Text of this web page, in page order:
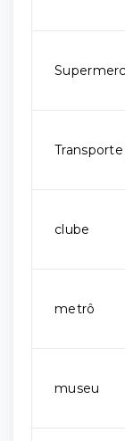
clube
metrô
museu